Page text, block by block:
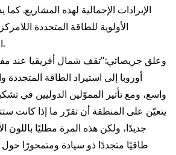
الإيرادات الإجمالية لهذه المشاريع.
الأولوية للطاقة المتجددة
الشمسية على الأسطح.
وعلق جريصاتي:"تقف شمال أفريقيا عند
أوروبا إلى استيراد الطاقة
واسع، ومع تأثير المموّلين الدوليين في
يتعيّن على المنطقة أن تقرّر ما إذا كانت
جديدًا، ولكن هذه المرة مطليًا باللون
طاقيًا متجددًا ذو سيادة ومتمحورًا